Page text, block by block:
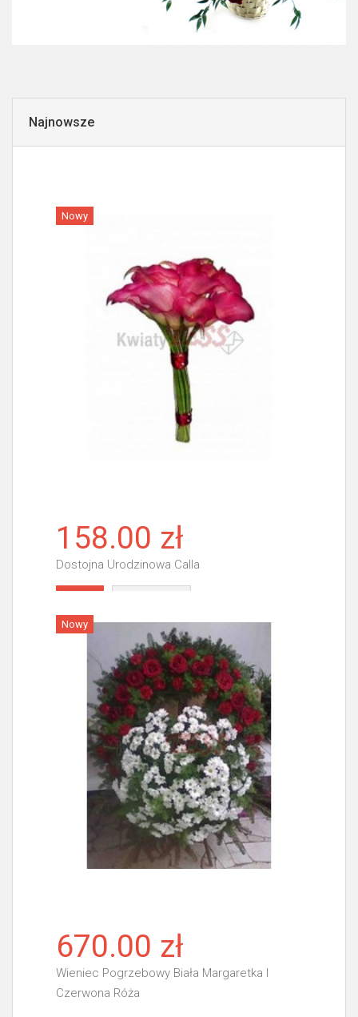
Najnowsze
Nowy
158.00 zł
Dostojna Urodzinowa Calla
Nowy
670.00 zł
Wieniec Pogrzebowy Biała Margaretka I
Czerwona Róża